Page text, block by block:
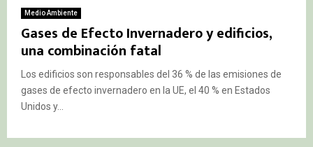
Medio Ambiente
Gases de Efecto Invernadero y edificios,
una combinación fatal
Los edificios son responsables del 36 % de las emisiones de
gases de efecto invernadero en la UE, el 40 % en Estados
Unidos y...